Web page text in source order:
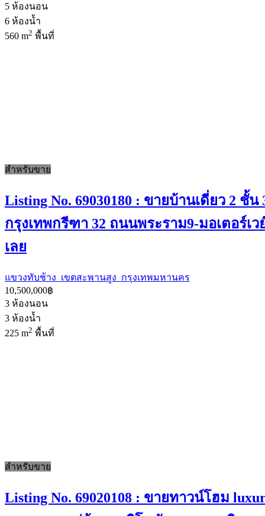
5 ห้องนอน
6 ห้องน้ำ
560 m2 พื้นที่
สำหรับขาย
Listing No. 69030180 : ขายบ้านเดี่ยว 2
กรุงเทพกรีฑา 32 ถนนพระราม9-มอเตอร์เ
เลย
แขวงทับช้าง เขตสะพานสูง กรุงเทพมหานคร
10,500,000฿
3 ห้องนอน
3 ห้องน้ำ
225 m2 พื้นที่
สำหรับขาย
Listing No. 69020108 : ขายทาวน์โฮม